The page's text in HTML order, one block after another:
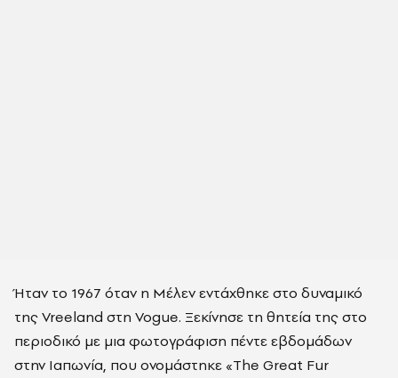
Ήταν το 1967 όταν η Μέλεν εντάχθηκε στο δυναμικό
της Vreeland στη Vogue. Ξεκίνησε τη θητεία της στο
περιοδικό με μια φωτογράφιση πέντε εβδομάδων
στην Ιαπωνία, που ονομάστηκε «The Great Fur